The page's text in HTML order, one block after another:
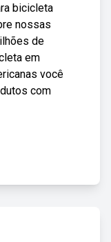
bicicleta
nossas
de
em
você
com